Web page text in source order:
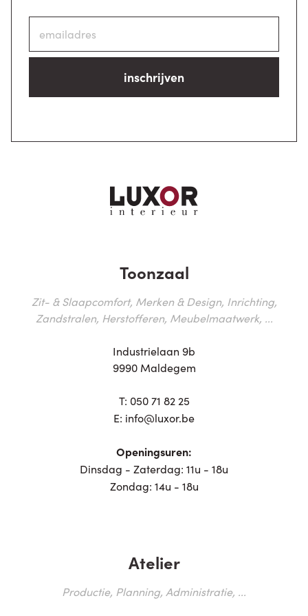
inschrijven
Toonzaal
Zit- & Slaapcomfort, Merken & Design, Inrichting,
Zandstralen, Herstofferen, Meubelmaatwerk, ...
Industrielaan 9b
9990 Maldegem
T: 050 71 82 25
E: info@luxor.be
Openingsuren:
Dinsdag - Zaterdag: 11u - 18u
Zondag: 14u - 18u
Atelier
Productie, Planning, Administratie, ...